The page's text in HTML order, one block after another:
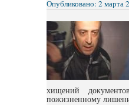
Опубликовано: 2 марта
хищений
пожизненному